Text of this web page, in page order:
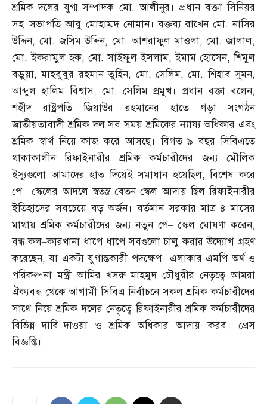
শ্রমিক দলের যুগ্ম সম্পাদক মো.আলীনুর। প্রধান বক্তা সিনিয়র
সহ–সভাপতি আবু মোহাম্মদ নোমান। বক্তব্য রাখেন মো.নাসির
উদ্দিন, মো.জসিম উদ্দিন, মো.আশরাফুল মাওলা,মো.জালাল,
মো.ইকরামুল হক, মো.সাইফুল ইসলাম,ইমাম হোসেন,শিমুল
বড়ুয়া,মাহবুবুর রহমান তুহিন, মো. সেলিম,মো.শিহাব সুমন,
আব্দুল হালিম বিশ্বাস, মো. সেলিম প্রমুখ। প্রধান বক্তা বলেন,
শহীদ রাষ্ট্রপতি জিয়াউর রহমানের হাতে গড়া সংগঠন
জাতীয়তাবাদী শ্রমিক দল সব সময় শ্রমিকের ন্যায্য অধিকার এবং
শ্রমিক স্বার্থ নিয়ে কাজ করে আসছে। বিগত ৯ বছর সিবিএতে
থাকাকালীন রিফাইনারীর শ্রমিক কর্মচারীদের জন্য মৌলিক
ইস্যুগুলো আমাদের হাত দিয়েই সমাধান হয়েছিল,বিশেষ করে
পে–স্কেলের আদলে স্বতন্ত্র বেতন স্কেল আদায় ছিল রিফাইনারীর
ইতিহাসের সবচেয়ে বড় অর্জন। বর্তমান সরকার মাত্র ৪ মাসের
মাথায় শ্রমিক কর্মচারীদের জন্য নতুন পে– স্কেল ঘোষণা করেন,
বন্ধ কল–কারখানা ধাপে ধাপে সবগুলো চালু করার উদ্যোগ গ্রহণ
করেছেন,যা একটা যুগান্তকারী পদক্ষেপ। এলাকার এমপি অর্থ ও
পরিকল্পনা মন্ত্রী আমির খসরু মাহমুদ চৌধুরীর নেতৃত্বে আমরা
ঐক্যবদ্ধ থেকে আগামী সিবিএ নির্বাচনে সকল শ্রমিক কর্মচারীদের
সাথে নিয়ে শ্রমিক দলের নেতৃত্বে রিফাইনারীর শ্রমিক কর্মচারীদের
বিভিন্ন দাবি–দাওয়া ও শ্রমিক অধিকার আদায় করব। প্রেস
বিজ্ঞপ্তি।